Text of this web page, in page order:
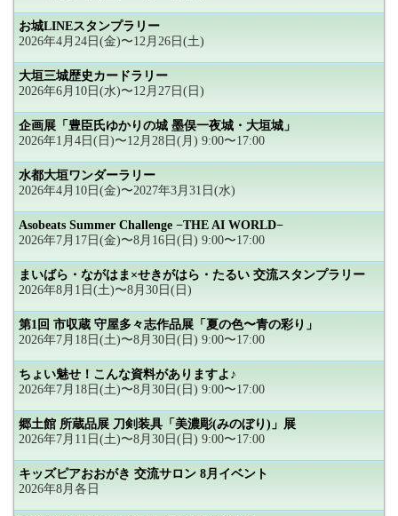
お城LINEスタンプラリー
2026年4月24日(金)〜12月26日(土)
大垣三城歴史カードラリー
2026年6月10日(水)〜12月27日(日)
企画展「豊臣氏ゆかりの城 墨俣一夜城・大垣城」
2026年1月4日(日)〜12月28日(月) 9:00〜17:00
水都大垣ワンダーラリー
2026年4月10日(金)〜2027年3月31日(水)
Asobeats Summer Challenge −THE AI WORLD−
2026年7月17日(金)〜8月16日(日) 9:00〜17:00
まいばら・ながはま×せきがはら・たるい 交流スタンプラリー
2026年8月1日(土)〜8月30日(日)
第1回 市収蔵 守屋多々志作品展「夏の色〜青の彩り」
2026年7月18日(土)〜8月30日(日) 9:00〜17:00
ちょい魅せ！こんな資料がありますよ♪
2026年7月18日(土)〜8月30日(日) 9:00〜17:00
郷土館 所蔵品展 刀剣装具「美濃彫(みのぼり)」展
2026年7月11日(土)〜8月30日(日) 9:00〜17:00
キッズピアおおがき 交流サロン 8月イベント
2026年8月各日